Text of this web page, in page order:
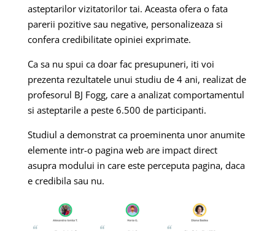
asteptarilor vizitatorilor tai. Aceasta ofera o fata
parerii pozitive sau negative, personalizeaza si
confera credibilitate opiniei exprimate.
Ca sa nu spui ca doar fac presupuneri, iti voi
prezenta rezultatele unui studiu de 4 ani, realizat de
profesorul BJ Fogg, care a analizat comportamentul
si asteptarile a peste 6.500 de participanti.
Studiul a demonstrat ca proeminenta unor anumite
elemente intr-o pagina web are impact direct
asupra modului in care este perceputa pagina, daca
e credibila sau nu.